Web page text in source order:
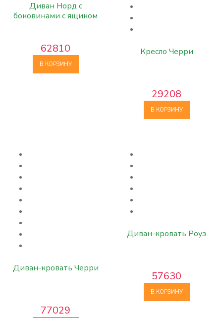
Диван Норд с
боковинами с ящиком
62810
В КОРЗИНУ
Кресло Черри
29208
В КОРЗИНУ
Диван-кровать Черри
77029
Диван-кровать Роуз
57630
В КОРЗИНУ